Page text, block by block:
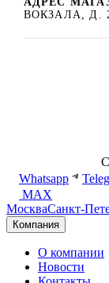
ВОКЗАЛА, Д.
Whatsapp
MAX
МоскваСанкт-
Компания
О компании
Новости